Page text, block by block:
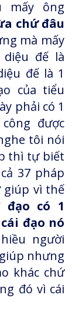
mấy ông
chứ đâu
mà mấy
đế là
đế là 1
của tiểu
phải có 1
được
tôi nói
thì tự biết
37 pháp
giúp vì thế
có 1
đạo nó
người
nhưng
khác chứ
đó vì cái